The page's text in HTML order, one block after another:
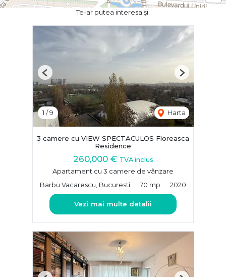
Te-ar putea interesa și:
1 /9 Harta
Previous Next
3 camere cu VIEW SPECTACULOS Floreasca
Residence
260,000 € TVA inclus
Apartament cu 3 camere de vânzare
Barbu Vacarescu, Bucuresti
70 mp 2020
Vezi mai multe detalii